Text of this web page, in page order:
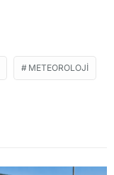
METEOROLOJI